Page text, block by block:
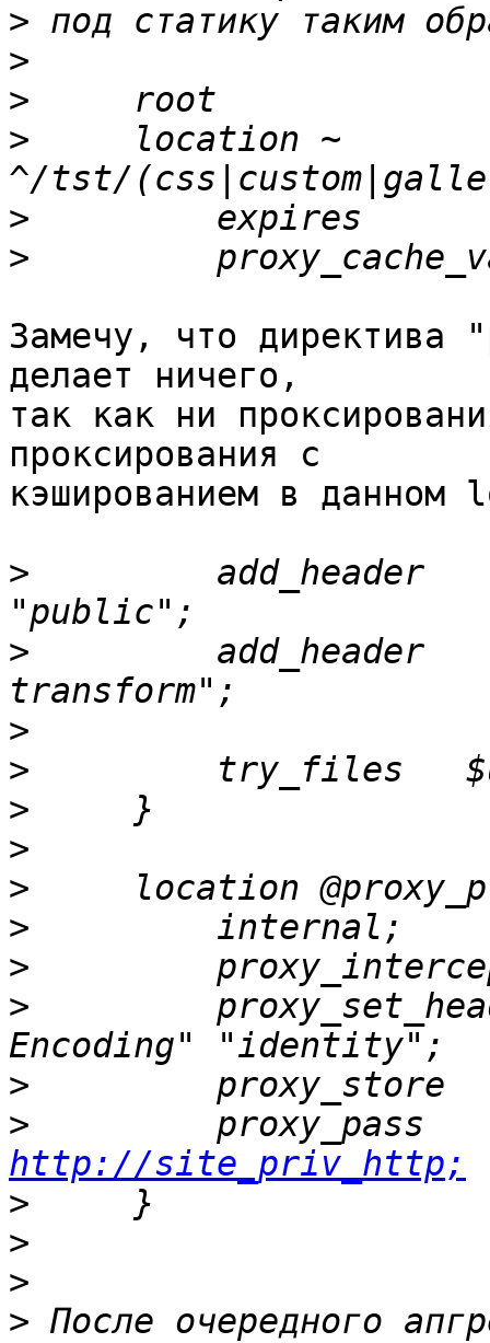
>
>
>
>
     location ~
>
>
Замечу, что директива
делает ничего,
так как ни
проксирования с
кэшированием в
>
add_header
>
add_header
>
>
>
>
>
>
>
>
>
>
http://site_priv_http;
>
>
>
> После очередного